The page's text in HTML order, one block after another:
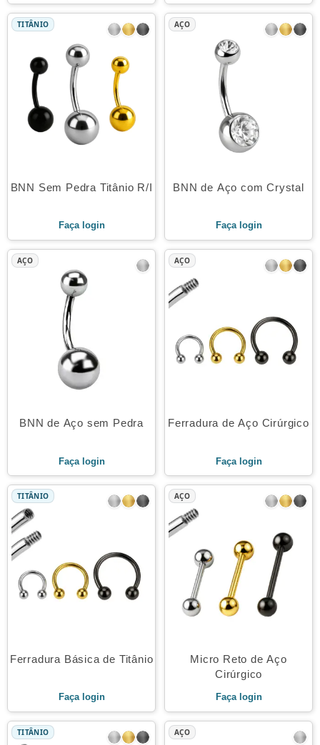
TITÂNIO
BNN Sem Pedra Titânio R/I
Faça login
AÇO
BNN de Aço com Crystal
Faça login
AÇO
BNN de Aço sem Pedra
Faça login
AÇO
Ferradura de Aço Cirúrgico
Faça login
TITÂNIO
Ferradura Básica de Titânio
Faça login
AÇO
Micro Reto de Aço
Cirúrgico
Faça login
TITÂNIO AÇO